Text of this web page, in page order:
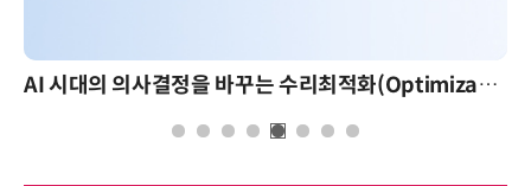
AI 핀옵스 실전 세미나: 폭증하는 AI 토큰 비용 관리 전략